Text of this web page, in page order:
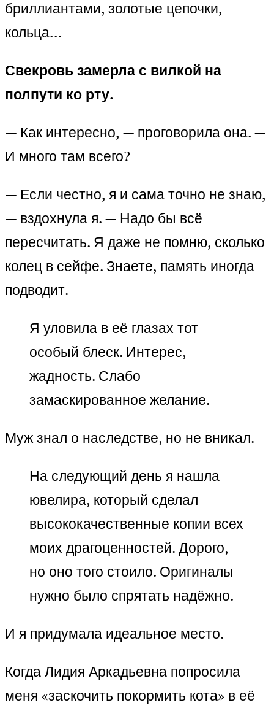
бриллиантами, золотые цепочки,
кольца…
Свекровь замерла с вилкой на
полпути ко рту.
— Как интересно, — проговорила она. —
И много там всего?
— Если честно, я и сама точно не знаю,
— вздохнула я. — Надо бы всё
пересчитать. Я даже не помню, сколько
колец в сейфе. Знаете, память иногда
подводит.
Я уловила в её глазах тот
особый блеск. Интерес,
жадность. Слабо
замаскированное желание.
Муж знал о наследстве, но не вникал.
На следующий день я нашла
ювелира, который сделал
высококачественные копии всех
моих драгоценностей. Дорого,
но оно того стоило. Оригиналы
нужно было спрятать надёжно.
И я придумала идеальное место.
Когда Лидия Аркадьевна попросила
меня «заскочить покормить кота» в её